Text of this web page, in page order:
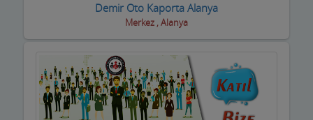
Demir Oto Kaporta Alanya
Merkez , Alanya